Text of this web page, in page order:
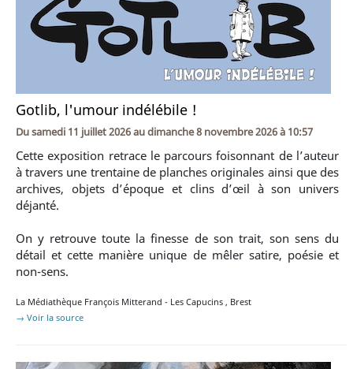
Gotlib, l'umour indélébile !
Dusamedi 11 juillet 2026audimanche 8 novembre 2026 à 10:57
Cette exposition retrace le parcours foisonnant de l’auteur
à travers une trentaine de planches originales ainsi que des
archives, objets d’époque et clins d’œil à son univers
déjanté.
On y retrouve toute la finesse de son trait, son sens du
détail et cette manière unique de mêler satire, poésie et
non-sens.
La Médiathèque François Mitterand - Les Capucins , Brest
→ Voir la source